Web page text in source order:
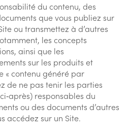
du contenu, des
que vous publiez sur
ou transmettez à d’autres
les concepts
ainsi que les
sur les produits et
« contenu généré par
de ne pas tenir les parties
responsables du
ou des documents d’autres
accédez sur un Site.